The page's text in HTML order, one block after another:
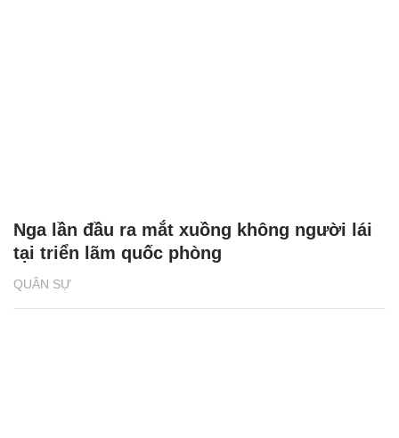
QUÂN SỰ
Nga lần đầu ra mắt xuồng không người lái
tại triển lãm quốc phòng